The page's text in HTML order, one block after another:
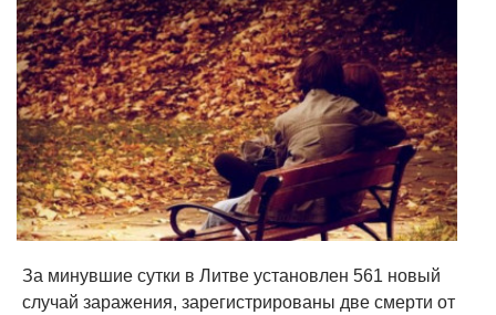
За минувшие сутки в Литве установлен 561 новый
случай заражения, зарегистрированы две смерти от